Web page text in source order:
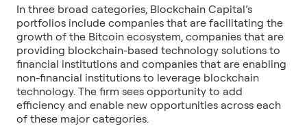
In three broad categories, Blockchain Capital’s
portfolios include companies that are facilitating the
growth of the Bitcoin ecosystem, companies that are
providing blockchain-based technology solutions to
financial institutions and companies that are enabling
non-financial institutions to leverage blockchain
technology. The firm sees opportunity to add
efficiency and enable new opportunities across each
of these major categories.